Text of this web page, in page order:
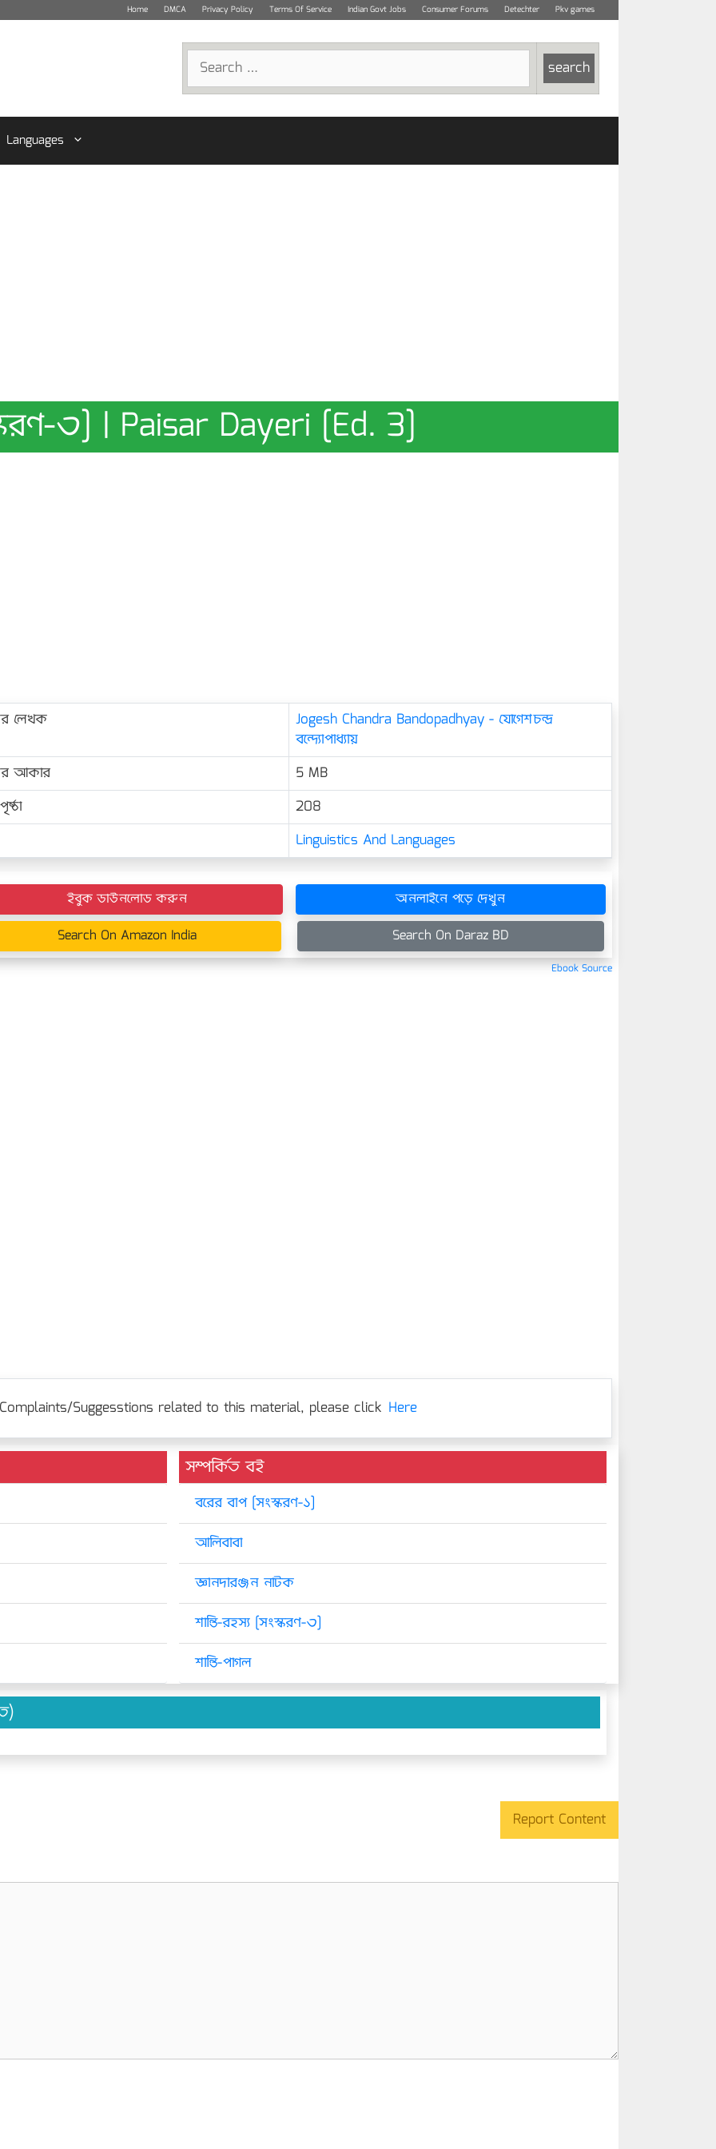
Home DMCA Privacy Policy Terms Of Service Indian Govt Jobs Consumer Forums Detechter Pkv games
Search
for:
Languages
৩] | Paisar Dayeri [Ed. 3]
লেখক
Jogesh Chandra Bandopadhyay - যোগেশচন্দ্র
বন্দ্যোপাধ্যায়
আকার
5 MB
208
Linguistics And Languages
ইবুক ডাউনলোড করুন
অনলাইনে পড়ে দেখুন
Search On Amazon India
Search On Daraz BD
Ebook Source
Suggesstions related to this material, please click Here
সম্পর্কিত বই
বরের বাপ [সংস্করণ-১]
আলিবাবা
জ্ঞানদারঞ্জন নাটক
শান্তি-রহস্য [সংস্করণ-৩]
শান্তি-পাগল
Report Content